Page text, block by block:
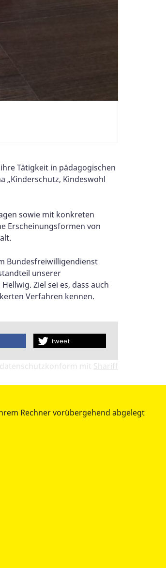
Tätigkeit in pädagogischen
„Kinderschutz, Kindeswohl
sowie mit konkreten
Erscheinungsformen von
Bundesfreiwilligendienst
unserer
Ziel sei es, dass auch
Verfahren kennen.
tweet
datenschutzkonform mit Shariff
Rechner vorübergehend abgelegt